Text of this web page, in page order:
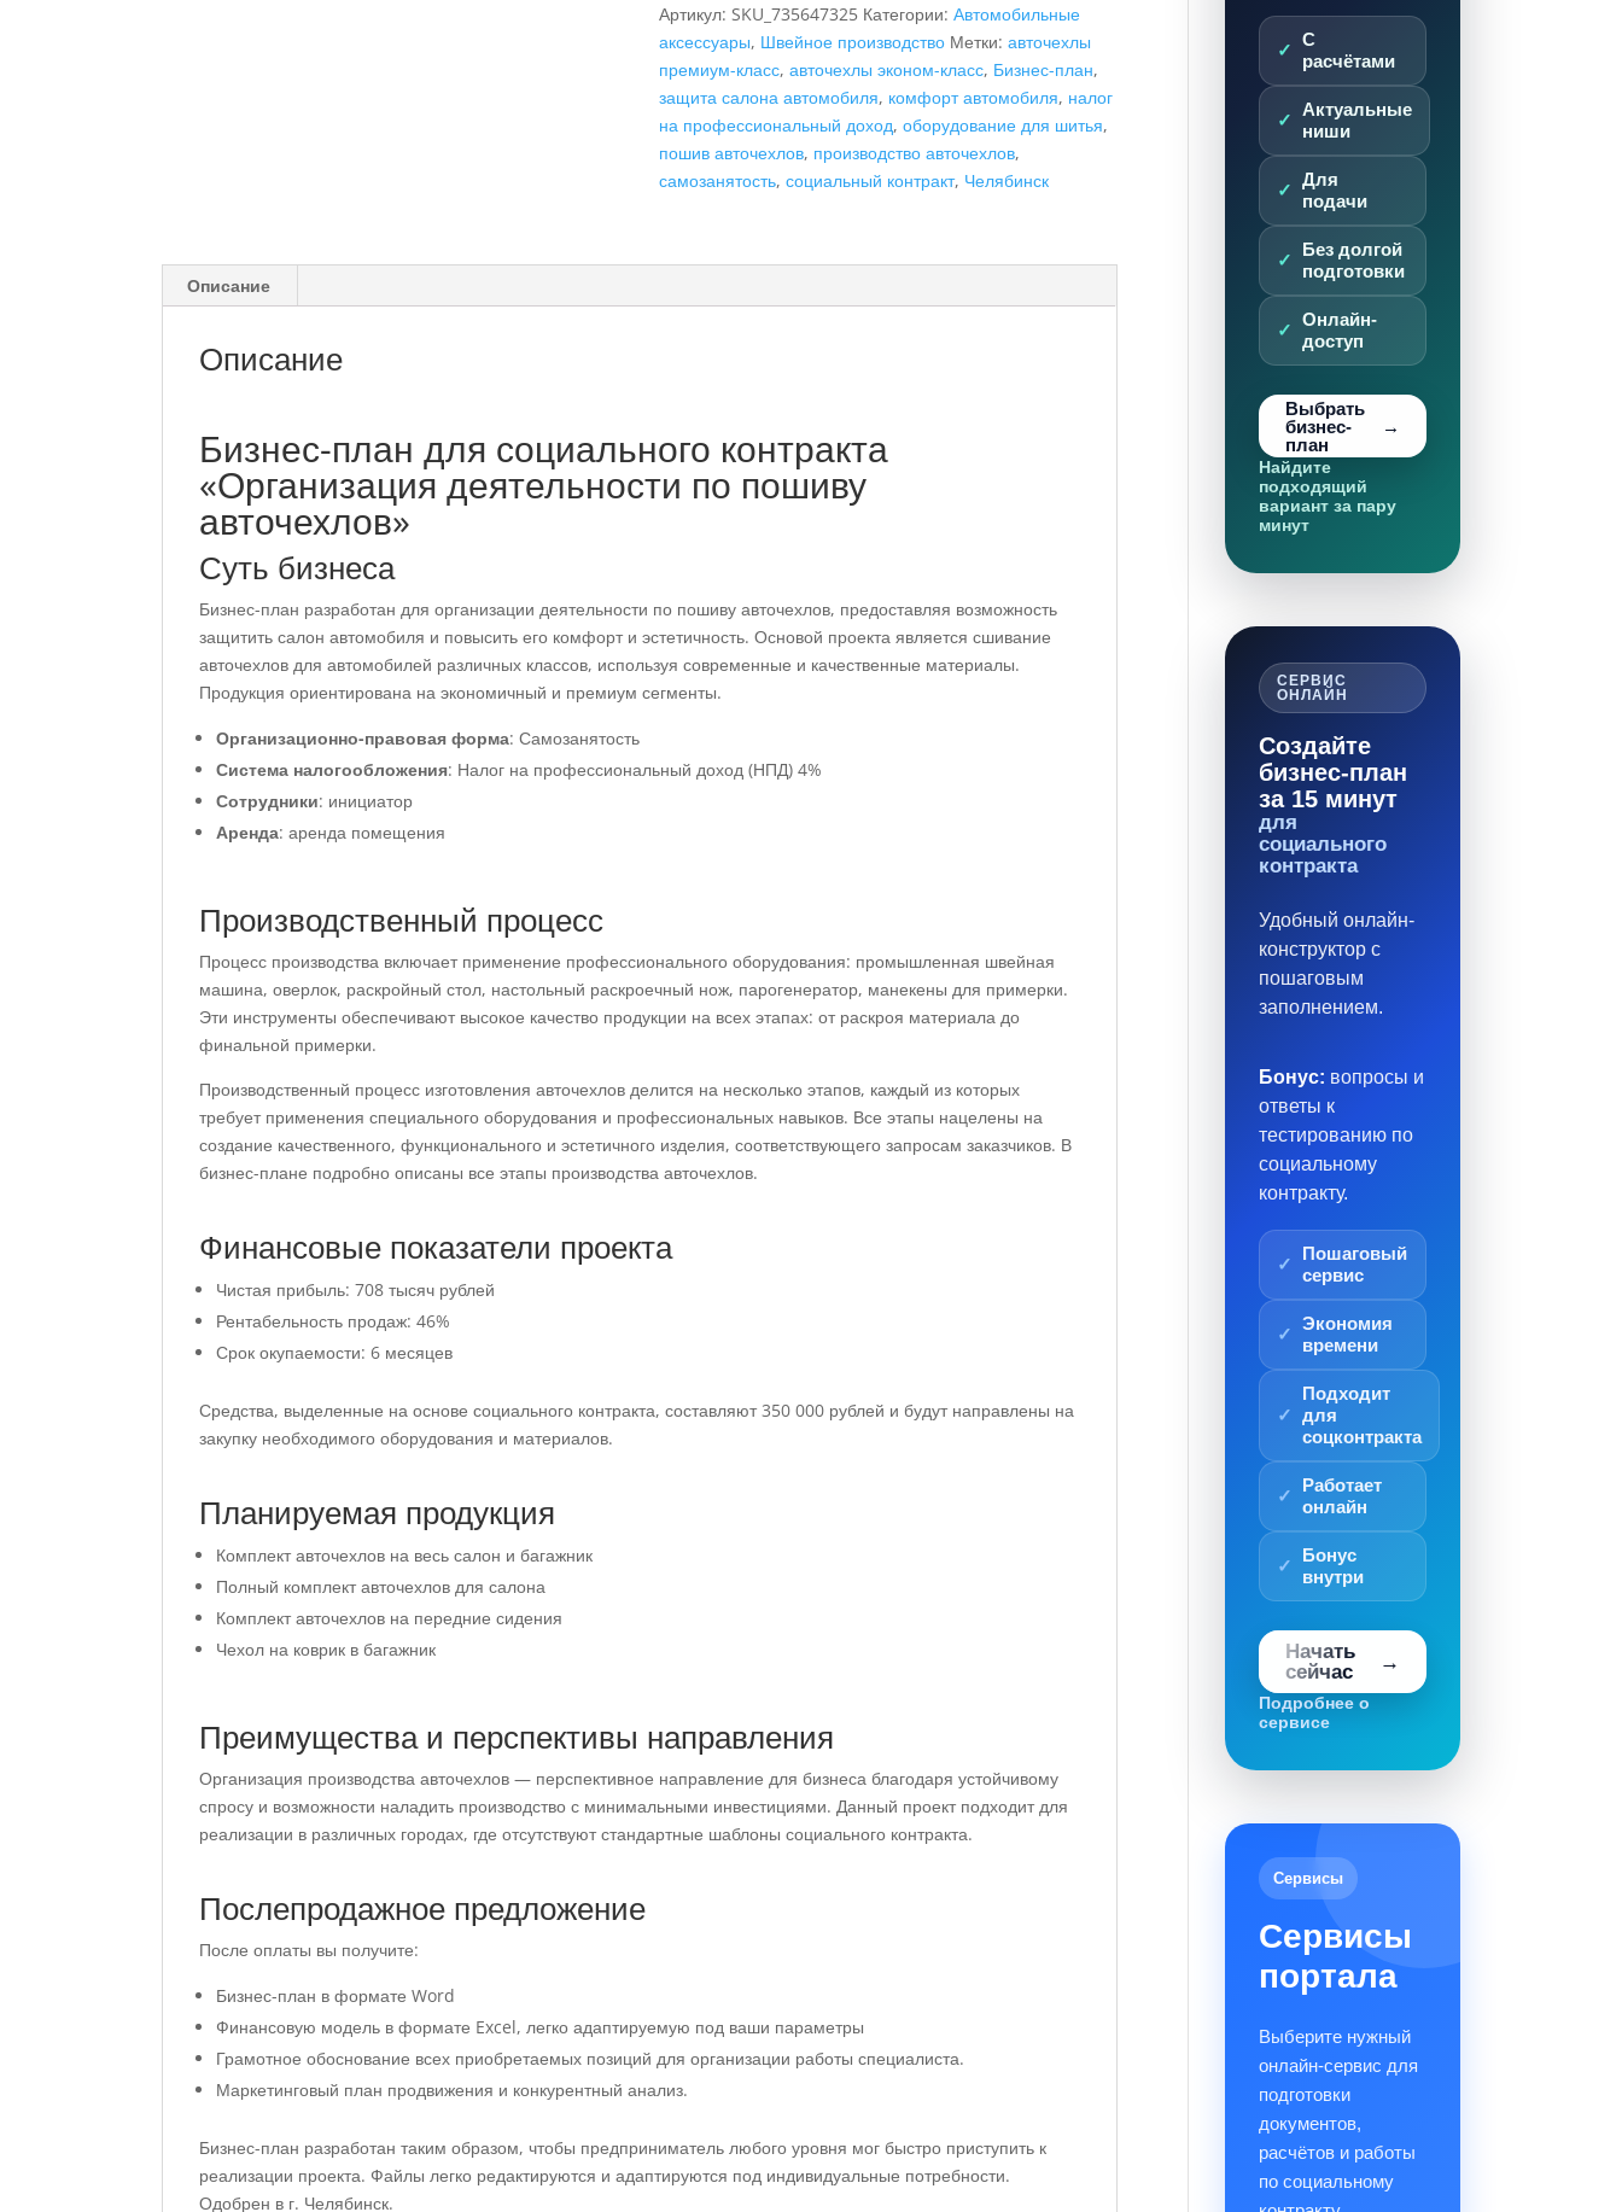
"Мастерская
по
пошиву
авточехлов",
самозанятость
Артикул: SKU_735647325 Категории:Автомобильные
аксессуары, Швейное производство Метки:авточехлы
премиум-класс,авточехлы эконом-класс, Бизнес-план,
защита салона автомобиля, комфорт автомобиля, налог
на профессиональный доход,оборудование для шитья,
пошив авточехлов, производство авточехлов,
самозанятость,социальный контракт, Челябинск
Описание
Описание
Бизнес-план для социального контракта
«Организация деятельности по пошиву
авточехлов»
Суть бизнеса
Бизнес-план разработан для организации деятельности по пошиву авточехлов, предоставляя возможность
защитить салон автомобиля и повысить его комфорт и эстетичность. Основой проекта является сшивание
авточехлов для автомобилей различных классов, используя современные и качественные материалы.
Продукция ориентирована на экономичный и премиум сегменты.
Организационно-правовая форма: Самозанятость
Система налогообложения: Налог на профессиональный доход (НПД) 4%
Сотрудники: инициатор
Аренда: аренда помещения
Производственный процесс
Процесс производства включает применение профессионального оборудования: промышленная швейная
машина, оверлок, раскройный стол, настольный раскроечный нож, парогенератор, манекены для примерки.
Эти инструменты обеспечивают высокое качество продукции на всех этапах: от раскроя материала до
финальной примерки.
Производственный процесс изготовления авточехлов делится на несколько этапов, каждый из которых
требует применения специального оборудования и профессиональных навыков. Все этапы нацелены на
создание качественного, функционального и эстетичного изделия, соответствующего запросам заказчиков. В
бизнес-плане подробно описаны все этапы производства авточехлов.
Финансовые показатели проекта
Чистая прибыль: 708 тысяч рублей
Рентабельность продаж: 46%
Срок окупаемости: 6 месяцев
Средства, выделенные на основе социального контракта, составляют 350 000 рублей и будут направлены на
закупку необходимого оборудования и материалов.
Планируемая продукция
Комплект авточехлов на весь салон и багажник
Полный комплект авточехлов для салона
Комплект авточехлов на передние сидения
Чехол на коврик в багажник
Преимущества и перспективы направления
Организация производства авточехлов — перспективное направление для бизнеса благодаря устойчивому
спросу и возможности наладить производство с минимальными инвестициями. Данный проект подходит для
реализации в различных городах, где отсутствуют стандартные шаблоны социального контракта.
Послепродажное предложение
После оплаты вы получите:
Бизнес-план в формате Word
Финансовую модель в формате Excel, легко адаптируемую под ваши параметры
Грамотное обоснование всех приобретаемых позиций для организации работы специалиста.
Маркетинговый план продвижения и конкурентный анализ.
Бизнес-план разработан таким образом, чтобы предприниматель любого уровня мог быстро приступить к
реализации проекта. Файлы легко редактируются и адаптируются под индивидуальные потребности.
Одобрен в г. Челябинск.
С
расчётами
Актуальные
ниши
Для
подачи
Без долгой
подготовки
Онлайн-
доступ
Выбрать
бизнес-
план
Найдите
подходящий
вариант за пару
минут
СЕРВИС
ОНЛАЙН
Создайте
бизнес-план
за 15 минут
для
социального
контракта
Удобный онлайн-
конструктор с
пошаговым
заполнением.
Бонус: вопросы и
ответы к
тестированию по
социальному
контракту.
Пошаговый
сервис
Экономия
времени
Подходит
для
соцконтракта
Работает
онлайн
Бонус
внутри
Начать
сейчас
Подробнее о
сервисе
Сервисы
Сервисы
портала
Выберите нужный
онлайн-сервис для
подготовки
документов,
расчётов и работы
по социальному